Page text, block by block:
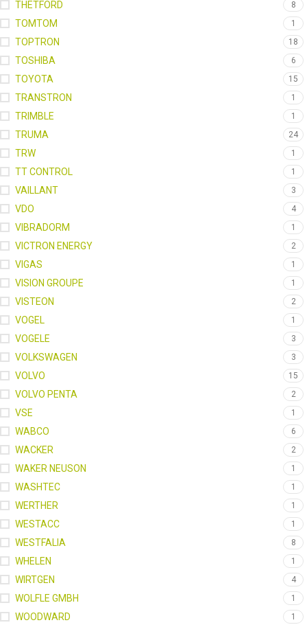
THETFORD 8
TOMTOM 1
TOPTRON 18
TOSHIBA 6
TOYOTA 15
TRANSTRON 1
TRIMBLE 1
TRUMA 24
TRW 1
TT CONTROL 1
VAILLANT 3
VDO 4
VIBRADORM 1
VICTRON ENERGY 2
VIGAS 1
VISION GROUPE 1
VISTEON 2
VOGEL 1
VOGELE 3
VOLKSWAGEN 3
VOLVO 15
VOLVO PENTA 2
VSE 1
WABCO 6
WACKER 2
WAKER NEUSON 1
WASHTEC 1
WERTHER 1
WESTACC 1
WESTFALIA 8
WHELEN 1
WIRTGEN 4
WOLFLE GMBH 1
WOODWARD 1